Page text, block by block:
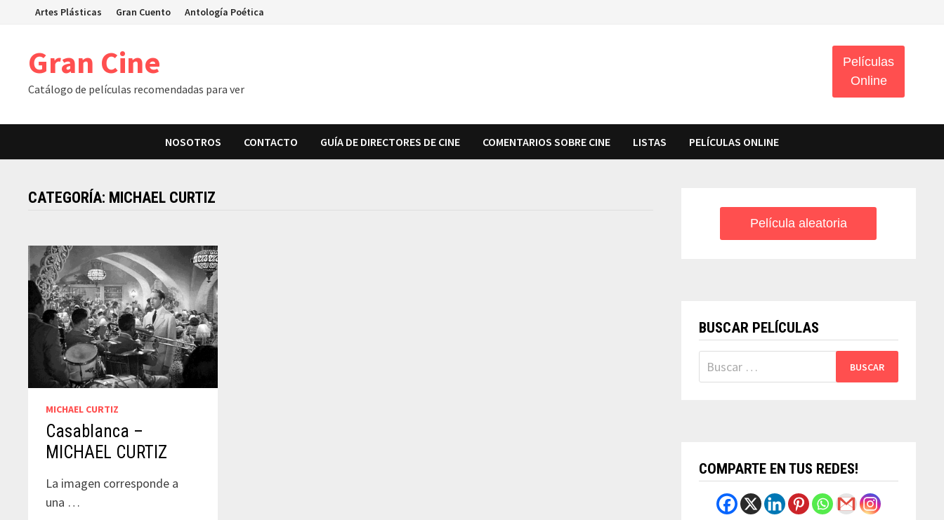
Artes Plásticas Gran Cuento Antología Poética
Gran Cine
Catálogo de películas recomendadas para ver
Películas
Online
NOSOTROS CONTACTO GUÍA DE DIRECTORES DE CINE COMENTARIOS SOBRE CINE LISTAS PELÍCULAS ONLINE
CATEGORÍA: MICHAEL CURTIZ
MICHAEL CURTIZ
Casablanca –
MICHAEL CURTIZ
La imagen corresponde a
una …
Película aleatoria
BUSCAR PELÍCULAS
Buscar:
COMPARTE EN TUS REDES!